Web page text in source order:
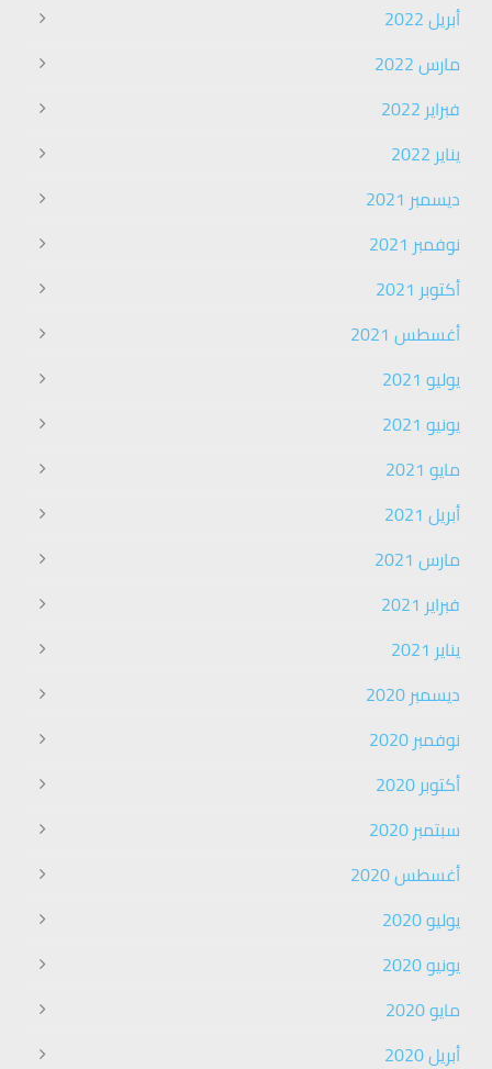
أبريل 2022
مارس 2022
فبراير 2022
يناير 2022
ديسمبر 2021
نوفمبر 2021
أكتوبر 2021
أغسطس 2021
يوليو 2021
يونيو 2021
مايو 2021
أبريل 2021
مارس 2021
فبراير 2021
يناير 2021
ديسمبر 2020
نوفمبر 2020
أكتوبر 2020
سبتمبر 2020
أغسطس 2020
يوليو 2020
يونيو 2020
مايو 2020
أبريل 2020